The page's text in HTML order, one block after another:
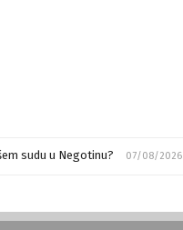
sudu u Negotinu? 07/08/2026